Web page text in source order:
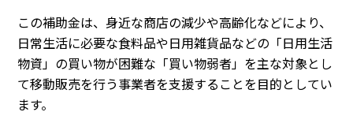
この補助金は、身近な商店の減少や高齢化などにより、
日常生活に必要な食料品や日用雑貨品などの「日用生活
物資」の買い物が困難な「買い物弱者」を主な対象とし
て移動販売を行う事業者を支援することを目的としてい
ます。